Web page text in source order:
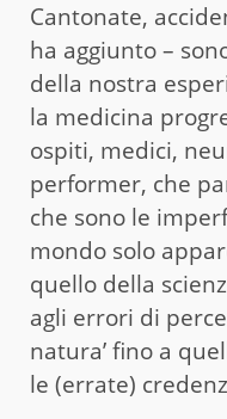
Cantonate,
ha aggiunto –
della nostra
la medicina
ospiti, medici,
performer, che
che sono le
mondo solo
quello della
agli errori di
natura’ fino a
le (errate)